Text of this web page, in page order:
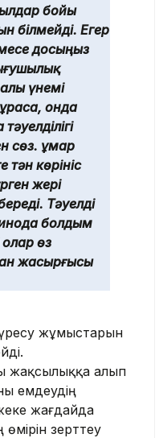
бойы
білмейді. Егер
досыңыз
үнемі
онда
сөз. Құмар
тән көрініс
жері
Тәуелді
болдым
өз
жасырғысы
жұмыстарын
жақсылыққа алып
емдеудің
жағдайда
зерттеу